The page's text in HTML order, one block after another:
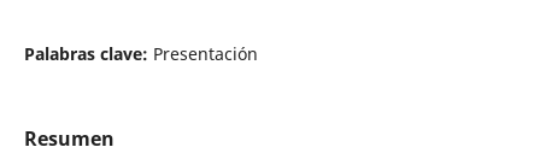
Palabras clave: Presentación
Resumen